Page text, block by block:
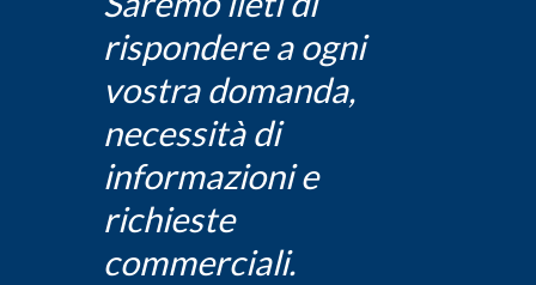
rispondere a ogni
vostra domanda,
necessità di
informazioni e
richieste
commerciali.